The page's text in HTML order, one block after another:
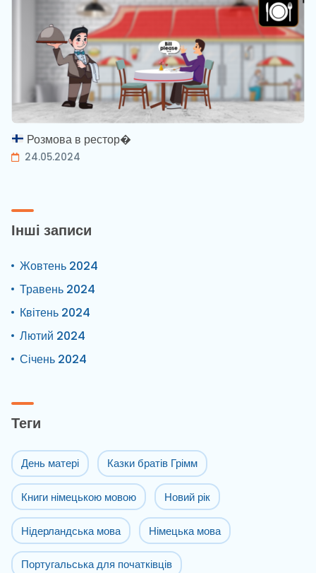
Розмова в рестор�
24.05.2024
Інші записи
Жовтень 2024
Травень 2024
Квітень 2024
Лютий 2024
Січень 2024
Теги
День матері Казки братів Грімм
Книги німецькою мовою Новий рік
Нідерландська мова Німецька мова
Португальська для початківців